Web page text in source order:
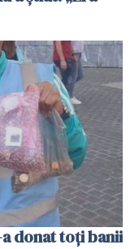
donat toți banii